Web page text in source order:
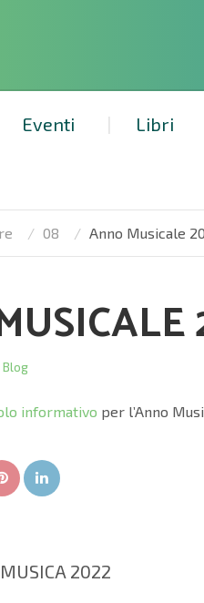
Eventi Libri
08 Anno Musicale
Blog
informativo per l’Anno
Pin It
2022